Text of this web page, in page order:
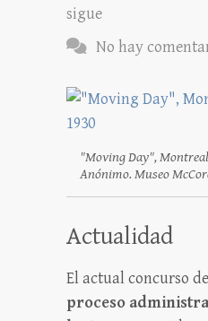
sigue
No hay
"Moving Day", Montreal,
Anónimo. Museo
Actualidad
El actual concurso
proceso